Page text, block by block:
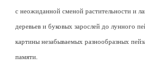
с неожиданной сменой растительности и
деревьев и буковых зарослей до лунного
картины незабываемых разнообразных
памяти.